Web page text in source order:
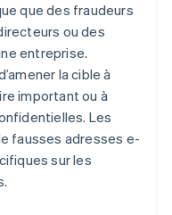
que des fraudeurs
ou des
entreprise.
la cible à
important ou à
Les
fausses adresses e-
sur les